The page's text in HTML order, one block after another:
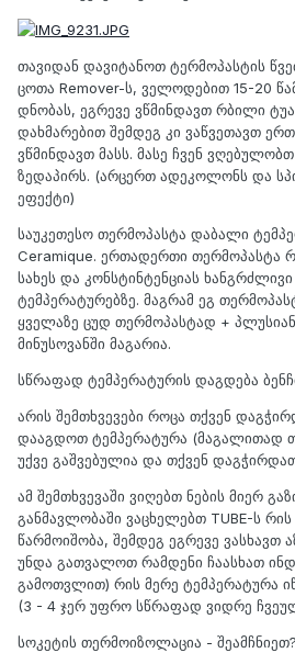
თავიდან დავიტანოთ ტერმოპასტის
ცოთა Remover-ს, ველოდებით 15-20
დნობას, ეგრევე ვწმინდავთ რბილი
დახმარებით შემდეგ კი ვაწვეთავთ
ვწმინდავთ მასს. მასე ჩვენ
ზედაპირს. (არცერთ ადეკოლონს და
ეფექტი)
საუკეთესო თერმოპასტა დაბალი
Ceramique. ერთადერთი თერმოპასტა
სახეს და კონსტინტენციას
ტემპერატურებზე. მაგრამ ეგ
ყველაზე ცუდ თერმოპასტად +
მინუსოვანში მაგარია.
სწრაფად ტემპერატურის დაგდება
არის შემთხვევები როცა თქვენ
დააგდოთ ტემპერატურა (მაგალითად
უქვე გაშვებულია და თქვენ
ამ შემთხვევაში ვიღებთ ნების მიერ
განმავლობაში ვაცხელებთ TUBE-ს
წარმოიშობა, შემდეგ ეგრევე ვასხავთ
უნდა გათვალოთ რამდენი ჩაასხათ
გამოთვლით) რის მერე ტემპერატურა
(3 - 4 ჯერ უფრო სწრაფად ვიდრე
სოკეტის თერმოიზოლაცია -